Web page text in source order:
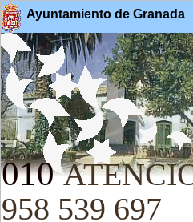
Ayuntamiento de Granada
010
958 539 697